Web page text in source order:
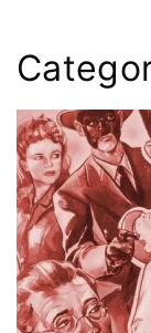
ONLINE
DIGITAL